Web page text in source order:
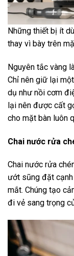
Những thiết bị ít
thay vì bày trên
Nguyên tắc vàng
Chỉ nên giữ lại
dụ như nồi cơm
lại nên được cất
cho mặt bàn luôn
Chai nước rửa
Chai nước rửa
ướt sũng đặt
mắt. Chúng tạo
đi vẻ sang trọng